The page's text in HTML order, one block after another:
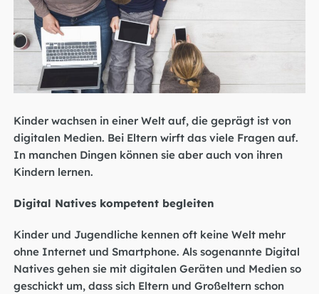
Kinder wachsen in einer Welt auf, die geprägt ist von
digitalen Medien. Bei Eltern wirft das viele Fragen auf.
In manchen Dingen können sie aber auch von ihren
Kindern lernen.
Digital Natives kompetent begleiten
Kinder und Jugendliche kennen oft keine Welt mehr
ohne Internet und Smartphone. Als sogenannte Digital
Natives gehen sie mit digitalen Geräten und Medien so
geschickt um, dass sich Eltern und Großeltern schon